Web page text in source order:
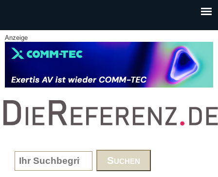
Anzeige
www.DieReferenz.de
Search form